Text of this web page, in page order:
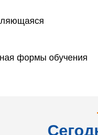
формы обучения